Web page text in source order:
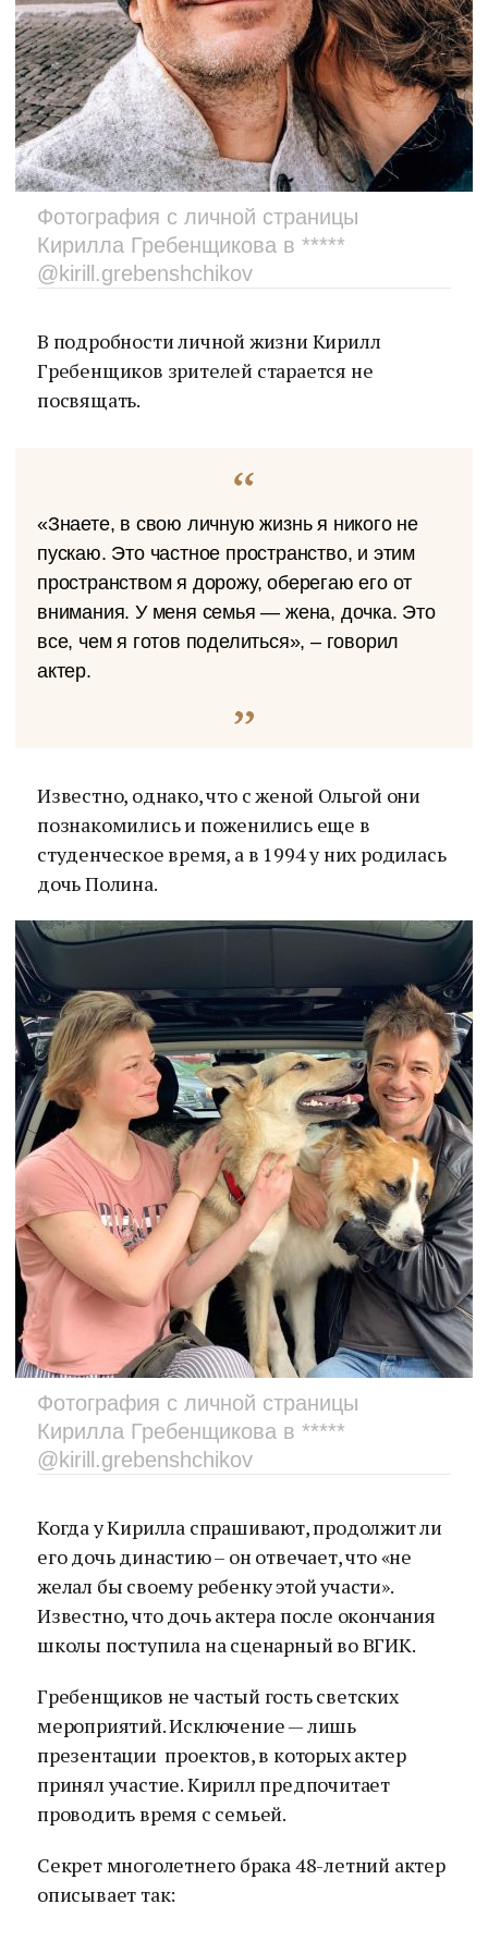
Фотография с личной страницы
Кирилла Гребенщикова в *****
@kirill.grebenshchikov
В подробности личной жизни Кирилл
Гребенщиков зрителей старается не
посвящать.
«Знаете, в свою личную жизнь я никого не
пускаю. Это частное пространство, и этим
пространством я дорожу, оберегаю его от
внимания. У меня семья — жена, дочка. Это
все, чем я готов поделиться», – говорил
актер.
Известно, однако, что с женой Ольгой они
познакомились и поженились еще в
студенческое время, а в 1994 у них родилась
дочь Полина.
Фотография с личной страницы
Кирилла Гребенщикова в *****
@kirill.grebenshchikov
Когда у Кирилла спрашивают, продолжит ли
его дочь династию – он отвечает, что «не
желал бы своему ребенку этой участи».
Известно, что дочь актера после окончания
школы поступила на сценарный во ВГИК.
Гребенщиков не частый гость светских
мероприятий. Исключение — лишь
презентации проектов, в которых актер
принял участие. Кирилл предпочитает
проводить время с семьей.
Секрет многолетнего брака 48-летний актер
описывает так: